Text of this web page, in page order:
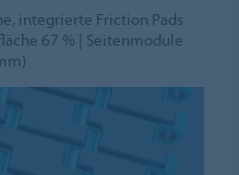
integrierte Friction Pads
67 % | Seitenmodule